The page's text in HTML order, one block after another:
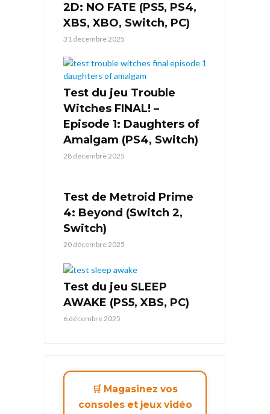
2D: NO FATE (PS5, PS4,
XBS, XBO, Switch, PC)
31 décembre 2025
Test du jeu Trouble
Witches FINAL! –
Episode 1: Daughters of
Amalgam (PS4, Switch)
28 décembre 2025
Test de Metroid Prime
4: Beyond (Switch 2,
Switch)
20 décembre 2025
Test du jeu SLEEP
AWAKE (PS5, XBS, PC)
6 décembre 2025
🛒 Magasinez vos
consoles et jeux vidéo